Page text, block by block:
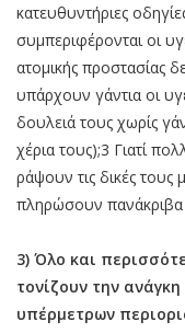
κατευθυντήριες
συμπεριφέρονται οι
ατομικής προστασίας
υπάρχουν γάντια οι
δουλειά τους χωρίς
χέρια τους);3 Γιατί
ράψουν τις δικές τους
πληρώσουν πανάκριβα
3) Όλο και
τονίζουν την
υπέρμετρων